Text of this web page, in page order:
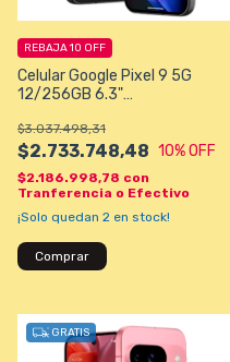
Celular Google Pixel 9 5G
12/256GB 6.3"
$2.733.748,48
$3.037.498,31
10% OFF
REBAJA 10 OFF
$2.186.998,78 con
Tranferencia o Efectivo
¡Solo quedan 2 en stock!
Comprar
GRATIS